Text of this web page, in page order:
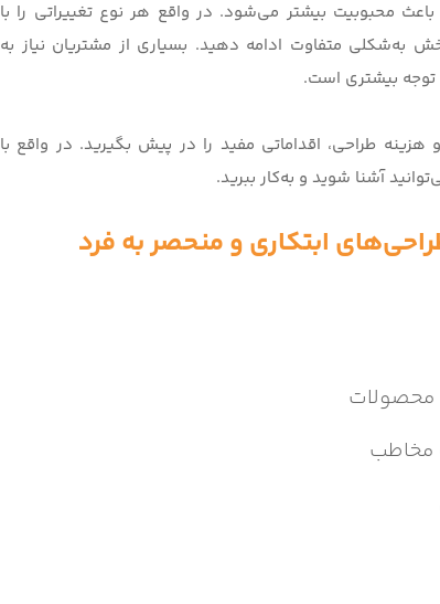
باعث محبوبیت بیشتر می‌شود. در واقع هر نوع تغییراتی را با
به‌شکلی متفاوت ادامه دهید. بسیاری از مشتریان نیاز به
توجه بیشتری است.
طراحی، اقداماتی مفید را در پیش بگیرید. در واقع با
آشنا شوید و به‌کار ببرید.
ابتکاری و منحصر به فرد
محصولات
مخاطب